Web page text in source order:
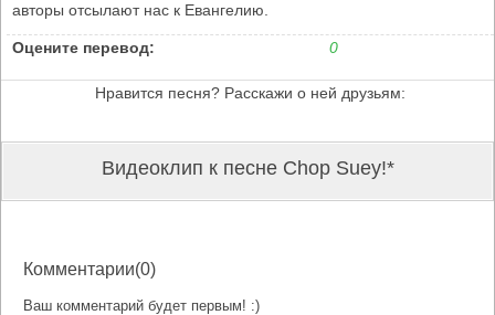
авторы отсылают нас к Евангелию.
Оцените перевод: 0
Нравится песня? Расскажи о ней друзьям:
Видеоклип к песне Chop Suey!*
Комментарии(0)
Ваш комментарий будет первым! :)